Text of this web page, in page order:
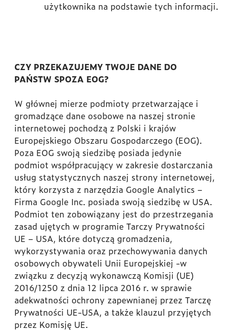
użytkownika na podstawie tych informacji.
CZY PRZEKAZUJEMY TWOJE DANE DO
PAŃSTW SPOZA EOG?
W głównej mierze podmioty przetwarzające i
gromadzące dane osobowe na naszej stronie
internetowej pochodzą z Polski i krajów
Europejskiego Obszaru Gospodarczego (EOG).
Poza EOG swoją siedzibę posiada jedynie
podmiot współpracujący w zakresie dostarczania
usług statystycznych naszej strony internetowej,
który korzysta z narzędzia Google Analytics –
Firma Google Inc. posiada swoją siedzibę w USA.
Podmiot ten zobowiązany jest do przestrzegania
zasad ujętych w programie Tarczy Prywatności
UE – USA, które dotyczą gromadzenia,
wykorzystywania oraz przechowywania danych
osobowych obywateli Unii Europejskiej -w
związku z decyzją wykonawczą Komisji (UE)
2016/1250 z dnia 12 lipca 2016 r. w sprawie
adekwatności ochrony zapewnianej przez Tarczę
Prywatności UE-USA, a także klauzul przyjętych
przez Komisję UE.